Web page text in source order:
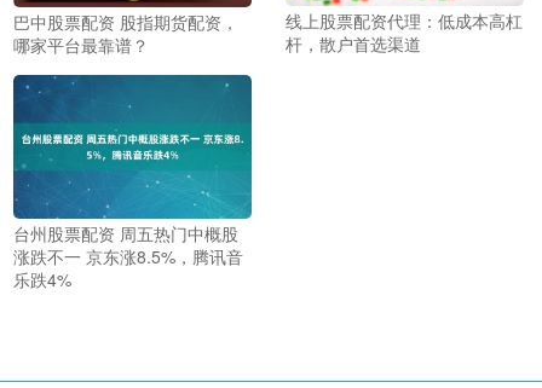
巴中股票配资 股指期货配资，
哪家平台最靠谱？
线上股票配资代理：低成本高杠
杆，散户首选渠道
台州股票配资 周五热门中概股
涨跌不一 京东涨8.5%，腾讯音
乐跌4%